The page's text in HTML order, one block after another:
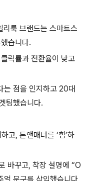
룩 브랜드는 스마트스
습니다.
릭률과 전환율이 낮고
는 점을 인지하고 20대
팅했습니다.
고, 톤앤매너를 ‘힙’하
바꾸고, 착장 설명에 “O